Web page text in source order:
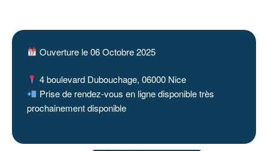
Ouverture le 06 Octobre 2025
4 boulevard Dubouchage, 06000 Nice
Prise de rendez-vous en ligne disponible très
prochainement disponible